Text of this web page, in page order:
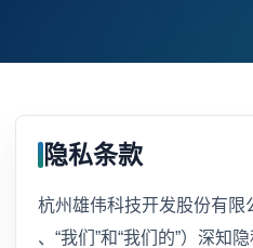
隐私条款
杭州雄伟科技开发股份有限
、“我们”和“我们的”）深知